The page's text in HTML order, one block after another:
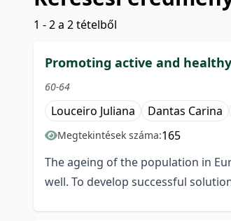
1 - 2 a 2 tételből
Promoting active and
60-64
Louceiro Juliana Dantas Carina
Megtekintések száma:165
The ageing of the population in
well. To develop successful